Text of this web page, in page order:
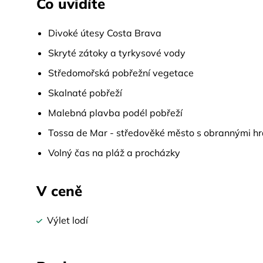
Co uvidíte
Divoké útesy Costa Brava
Skryté zátoky a tyrkysové vody
Středomořská pobřežní vegetace
Skalnaté pobřeží
Malebná plavba podél pobřeží
Tossa de Mar - středověké město s obrannými
Volný čas na pláž a procházky
V ceně
Výlet lodí